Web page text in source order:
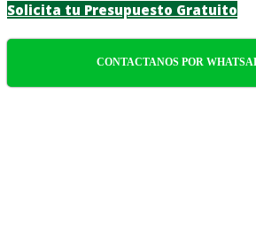
Solicita tu Presupuesto Gratuito
CONTACTANOS POR